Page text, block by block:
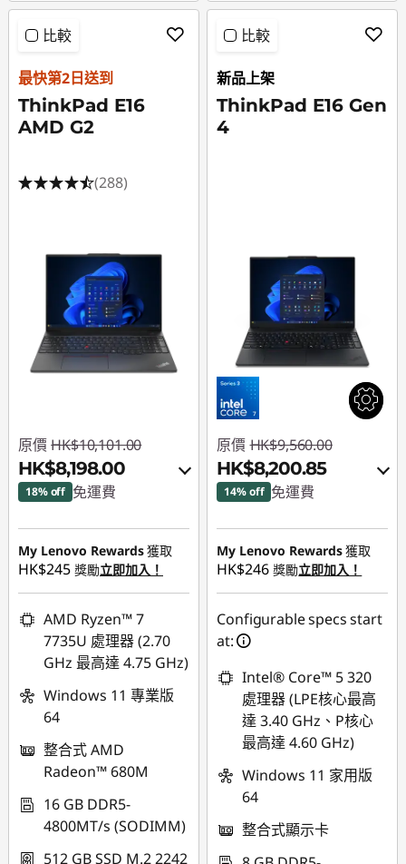
比較
最快第2日送到
ThinkPad E16
AMD G2
(288)
原價 HK$10,101.00
HK$8,198.00
18% off 免運費
即省 :-HK$1,428.00
或者
eCoupon Savings :-
HK$1,903.00
*Savings cannot be
combined
使用優惠券 :
eCoupon limited to
3 units
My Lenovo Rewards獲取
HK$245 獎勵立即加入！
AMD Ryzen™ 7
7735U 處理器 (2.70
GHz 最高達 4.75 GHz)
Windows 11 專業版
64
整合式 AMD
Radeon™ 680M
16 GB DDR5-
4800MT/s (SODIMM)
512 GB SSD M.2 2242
比較
新品上架
ThinkPad E16 Gen
4
原價 HK$9,560.00
HK$8,200.85
14% off 免運費
即省 :-HK$728.32
或者
eCoupon Savings :-
HK$1,359.15
*Savings cannot be
combined
使用優惠券 :
THINKAUG
My Lenovo Rewards獲取
HK$246 獎勵立即加入！
Configurable specs start
at:
Intel® Core™ 5 320
處理器 (LPE核心最高
達 3.40 GHz、P核心
最高達 4.60 GHz)
Windows 11 家用版
64
整合式顯示卡